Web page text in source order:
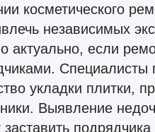
косметического
независимых
актуально, если
Специалисты
укладки плитки,
Выявление